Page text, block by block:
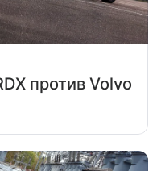
против Volvo